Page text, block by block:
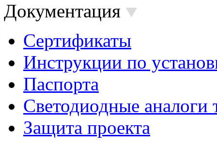
Документация
Сертификаты
Инструкции по
Паспорта
Светодиодные аналоги
Защита проекта